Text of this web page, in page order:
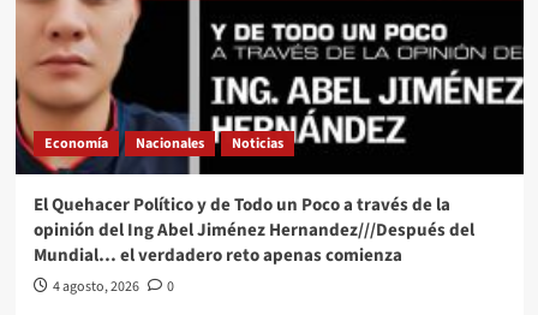
Economía Nacionales Noticias
El Quehacer Político y de Todo un Poco a través de la
opinión del Ing Abel Jiménez Hernandez///Después del
Mundial… el verdadero reto apenas comienza
4 agosto, 2026 0